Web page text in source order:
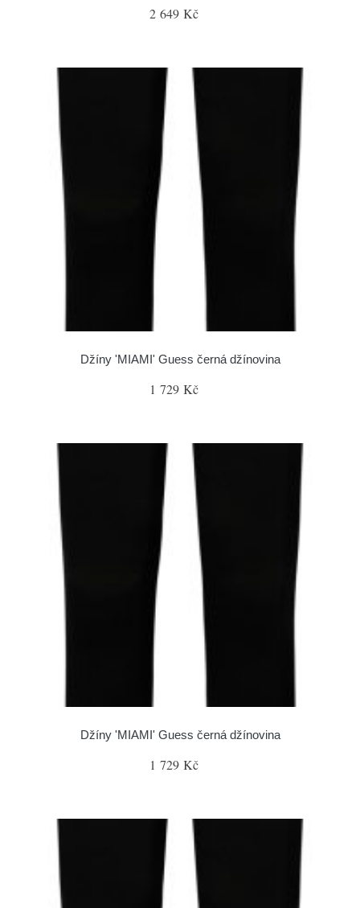
2 649 Kč
Džíny 'MIAMI' Guess černá džínovina
1 729 Kč
Džíny 'MIAMI' Guess černá džínovina
1 729 Kč